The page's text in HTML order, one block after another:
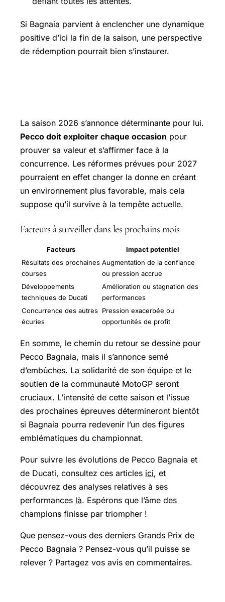
Si Bagnaia parvient à enclencher une dynamique
positive d’ici la fin de la saison, une perspective
de rédemption pourrait bien s’instaurer.
La saison 2026 s’annonce déterminante pour lui.
Pecco doit exploiter chaque occasion pour
prouver sa valeur et s’affirmer face à la
concurrence. Les réformes prévues pour 2027
pourraient en effet changer la donne en créant
un environnement plus favorable, mais cela
suppose qu’il survive à la tempête actuelle.
Facteurs à surveiller dans les prochains mois
Facteurs
Impact potentiel
Résultats des prochaines
courses
Augmentation de la confiance
ou pression accrue
Développements
techniques de Ducati
Amélioration ou stagnation des
performances
Concurrence des autres
écuries
Pression exacerbée ou
opportunités de profit
En somme, le chemin du retour se dessine pour
Pecco Bagnaia, mais il s’annonce semé
d’embûches. La solidarité de son équipe et le
soutien de la communauté MotoGP seront
cruciaux. L’intensité de cette saison et l’issue
des prochaines épreuves détermineront bientôt
si Bagnaia pourra redevenir l’un des figures
emblématiques du championnat.
Pour suivre les évolutions de Pecco Bagnaia et
de Ducati, consultez ces articles ici, et
découvrez des analyses relatives à ses
performances là. Espérons que l’âme des
champions finisse par triompher !
Que pensez-vous des derniers Grands Prix de
Pecco Bagnaia ? Pensez-vous qu’il puisse se
relever ? Partagez vos avis en commentaires.